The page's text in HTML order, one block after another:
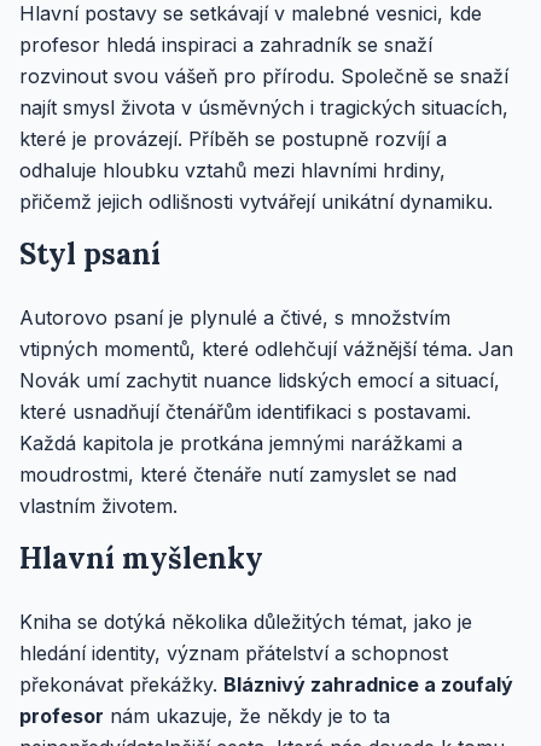
Hlavní postavy se setkávají v malebné vesnici, kde
profesor hledá inspiraci a zahradník se snaží
rozvinout svou vášeň pro přírodu. Společně se snaží
najít smysl života v úsměvných i tragických situacích,
které je provázejí. Příběh se postupně rozvíjí a
odhaluje hloubku vztahů mezi hlavními hrdiny,
přičemž jejich odlišnosti vytvářejí unikátní dynamiku.
Styl psaní
Autorovo psaní je plynulé a čtivé, s množstvím
vtipných momentů, které odlehčují vážnější téma. Jan
Novák umí zachytit nuance lidských emocí a situací,
které usnadňují čtenářům identifikaci s postavami.
Každá kapitola je protkána jemnými narážkami a
moudrostmi, které čtenáře nutí zamyslet se nad
vlastním životem.
Hlavní myšlenky
Kniha se dotýká několika důležitých témat, jako je
hledání identity, význam přátelství a schopnost
překonávat překážky. Bláznivý zahradnice a zoufalý
profesor nám ukazuje, že někdy je to ta